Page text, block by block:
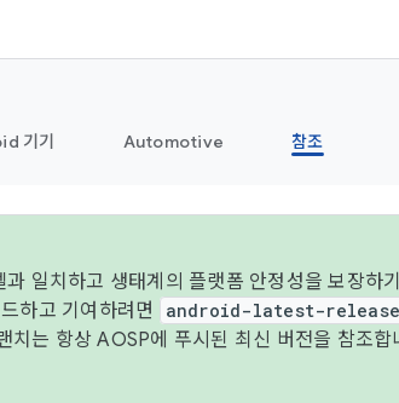
기기 Automotive 참조
일치하고 생태계의 플랫폼 안정성을 보장하
하고 기여하려면
android-latest-release
치는 항상 AOSP에 푸시된 최신 버전을 참조